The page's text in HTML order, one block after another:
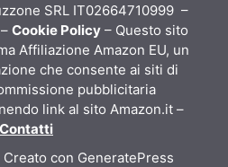
SRL IT02664710999 –
Cookie Policy– Questo sito
Affiliazione Amazon EU, un
che consente ai siti di
pubblicitaria
link al sito Amazon.it –
Contatti
con GeneratePress